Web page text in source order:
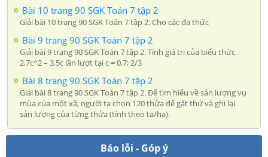
Bài 10 trang 90 SGK Toán 7 tập 2
Giải bài 10 trang 90 SGK Toán 7 tập 2. Cho các đa thức
Bài 9 trang 90 SGK Toán 7 tập 2
Giải bài 9 trang 90 SGK Toán 7 tập 2. Tính giá trị của biểu thức
2,7c^2 – 3,5c lần lượt tại c = 0,7; 2/3
Bài 8 trang 90 SGK Toán 7 tập 2
Giải bài 8 trang 90 SGK Toán 7 tập 2. Để tìm hiểu về sản lượng vụ
mùa của một xã, người ta chọn 120 thửa để gặt thử và ghi lại
sản lượng của từng thửa (tính theo tạ/ha).
Báo lỗi - Góp ý